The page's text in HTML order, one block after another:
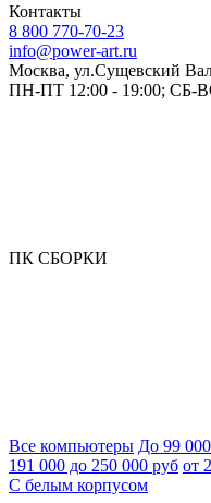
Контакты
8 800 770-70-23
info@power-art.ru
Москва, ул.Сущевский
ПН-ПТ 12:00 - 19:00; СБ-
ПК СБОРКИ
Все компьютеры До 99
191 000 до 250 000 руб от
С белым корпусом